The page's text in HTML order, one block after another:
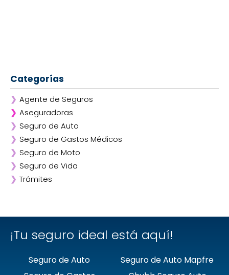
Categorías
❯ Agente de Seguros
❯ Aseguradoras
❯ Afirme
❯ ANA
❯ AXA
❯ Chubb
❯ GNP
❯ Seguro de Auto
❯ Seguro de Gastos Médicos
❯ Seguro de Moto
❯ Seguro de Vida
❯ Trámites
¡Tu seguro ideal está aquí!
Seguro de Auto
Seguro de Auto Mapfre